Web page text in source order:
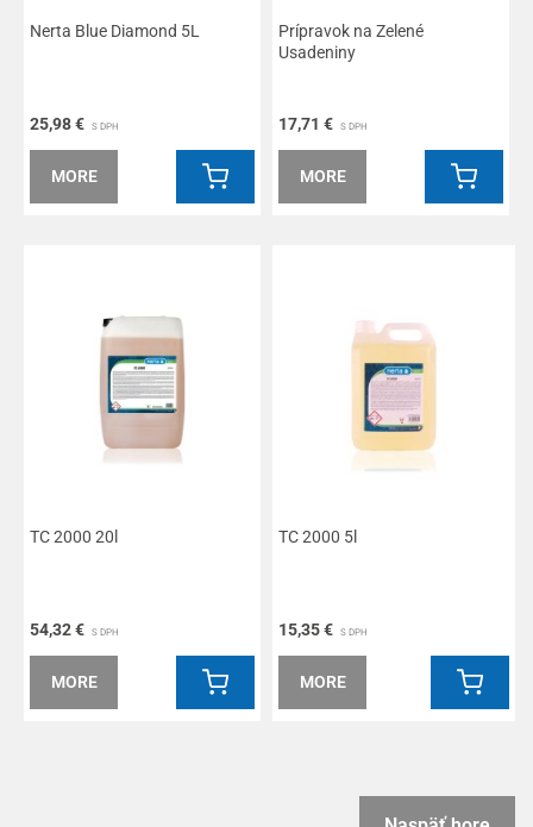
Nerta Blue Diamond 5L
25,98 € S DPH
MORE
Prípravok na Zelené
Usadeniny
17,71 € S DPH
MORE
TC 2000 20l
54,32 € S DPH
MORE
TC 2000 5l
15,35 € S DPH
MORE